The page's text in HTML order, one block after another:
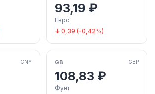
93,19 ₽
Евро
↓ 0,39 (-0,42%)
CNY GB GBP
108,83 ₽
Фунт